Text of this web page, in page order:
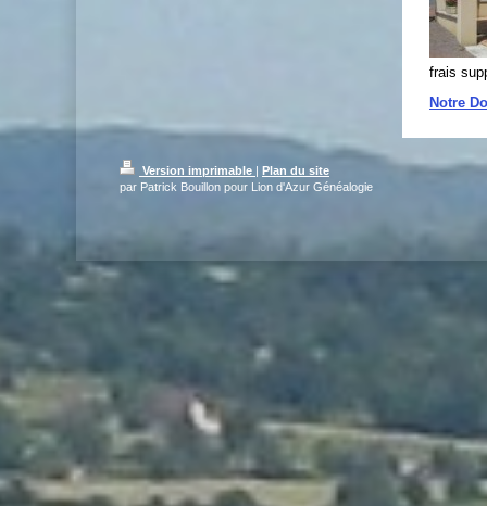
frais
Notre
Version imprimable | Plan du site
par Patrick Bouillon pour Lion d'Azur Généalogie